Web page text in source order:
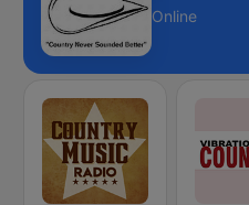
Online